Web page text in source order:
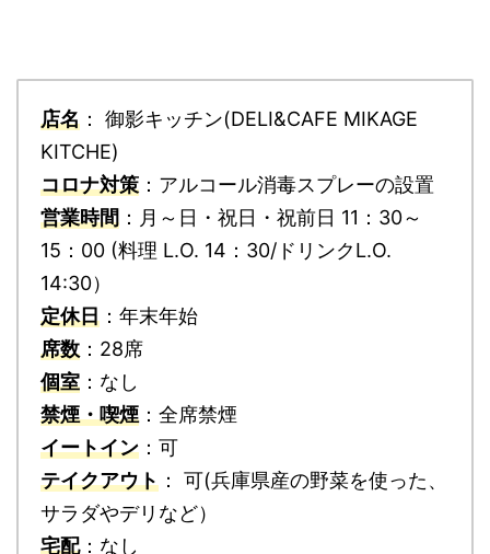
店名 ： 御影キッチン(DELI&CAFE MIKAGE
KITCHE)
コロナ対策 ：アルコール消毒スプレーの設置
営業時間 ：月～日・祝日・祝前日 11：30～
15：00 (料理 L.O. 14：30/ドリンクL.O.
14:30）
定休日 ：年末年始
席数 ：28席
個室 ：なし
禁煙・喫煙 ：全席禁煙
イートイン ：可
テイクアウト ： 可(兵庫県産の野菜を使った、
サラダやデリなど）
宅配：なし